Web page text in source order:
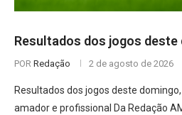
Resultados dos jogos
POR Redação 2 de agosto de 2026
Resultados dos jogos deste
amador e profissional Da Redação